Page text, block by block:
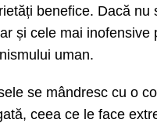
benefice. Dacă nu
și cele mai inofensive
uman.
se mândresc cu o
ceea ce le face